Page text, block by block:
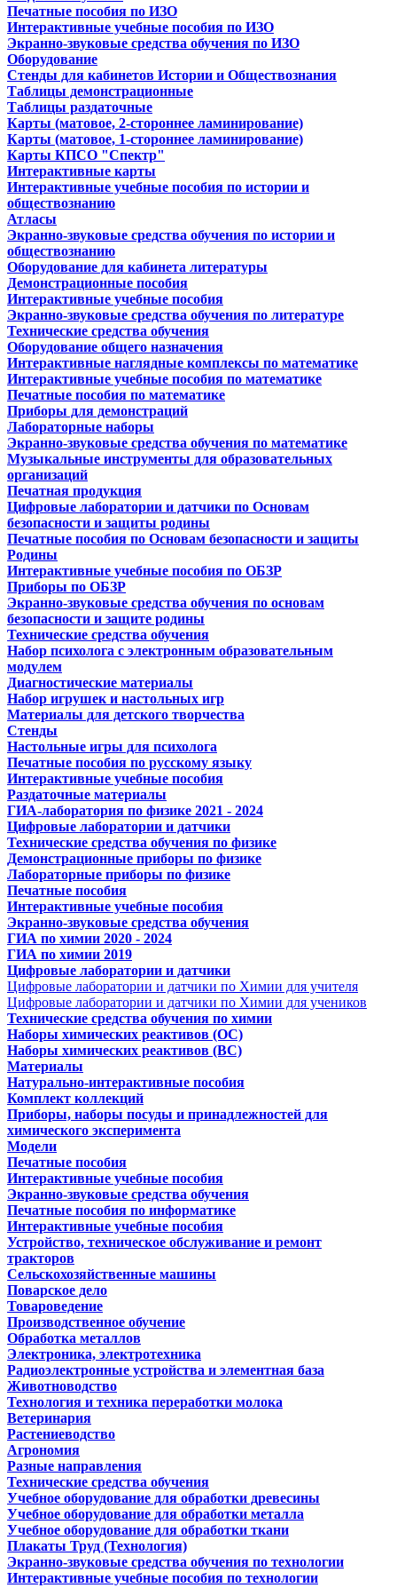
Печатные пособия по ИЗО
Интерактивные учебные пособия по ИЗО
Экранно-звуковые средства обучения по ИЗО
Оборудование
Стенды для кабинетов Истории и Обществознания
Таблицы демонстрационные
Таблицы раздаточные
Карты (матовое, 2-стороннее ламинирование)
Карты (матовое, 1-стороннее ламинирование)
Карты КПСО "Спектр"
Интерактивные карты
Интерактивные учебные пособия по истории и
обществознанию
Атласы
Экранно-звуковые средства обучения по истории и
обществознанию
Оборудование для кабинета литературы
Демонстрационные пособия
Интерактивные учебные пособия
Экранно-звуковые средства обучения по литературе
Технические средства обучения
Оборудование общего назначения
Интерактивные наглядные комплексы по математике
Интерактивные учебные пособия по математике
Печатные пособия по математике
Приборы для демонстраций
Лабораторные наборы
Экранно-звуковые средства обучения по математике
Музыкальные инструменты для образовательных
организаций
Печатная продукция
Цифровые лаборатории и датчики по Основам
безопасности и защиты родины
Печатные пособия по Основам безопасности и защиты
Родины
Интерактивные учебные пособия по ОБЗР
Приборы по ОБЗР
Экранно-звуковые средства обучения по основам
безопасности и защите родины
Технические средства обучения
Набор психолога с электронным образовательным
модулем
Диагностические материалы
Набор игрушек и настольных игр
Материалы для детского творчества
Стенды
Настольные игры для психолога
Печатные пособия по русскому языку
Интерактивные учебные пособия
Раздаточные материалы
ГИА-лаборатория по физике 2021 - 2024
Цифровые лаборатории и датчики
Технические средства обучения по физике
Демонстрационные приборы по физике
Лабораторные приборы по физике
Печатные пособия
Интерактивные учебные пособия
Экранно-звуковые средства обучения
ГИА по химии 2020 - 2024
ГИА по химии 2019
Цифровые лаборатории и датчики
Цифровые лаборатории и датчики по Химии для учителя
Цифровые лаборатории и датчики по Химии для учеников
Технические средства обучения по химии
Наборы химических реактивов (ОС)
Наборы химических реактивов (ВС)
Материалы
Натурально-интерактивные пособия
Комплект коллекций
Приборы, наборы посуды и принадлежностей для
химического эксперимента
Модели
Печатные пособия
Интерактивные учебные пособия
Экранно-звуковые средства обучения
Печатные пособия по информатике
Интерактивные учебные пособия
Устройство, техническое обслуживание и ремонт
тракторов
Сельскохозяйственные машины
Поварское дело
Товароведение
Производственное обучение
Обработка металлов
Электроника, электротехника
Радиоэлектронные устройства и элементная база
Животноводство
Технология и техника переработки молока
Ветеринария
Растениеводство
Агрономия
Разные направления
Технические средства обучения
Учебное оборудование для обработки древесины
Учебное оборудование для обработки металла
Учебное оборудование для обработки ткани
Плакаты Труд (Технология)
Экранно-звуковые средства обучения по технологии
Интерактивные учебные пособия по технологии